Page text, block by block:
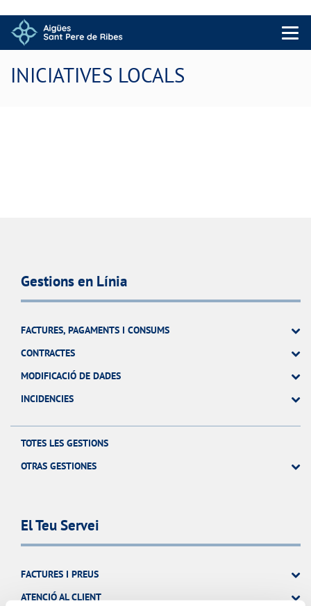
Menu
INICIATIVES LOCALS
Gestions en Línia
FACTURES, PAGAMENTS I CONSUMS
CONTRACTES
MODIFICACIÓ DE DADES
INCIDENCIES
TOTES LES GESTIONS
OTRAS GESTIONES
El Teu Servei
FACTURES I PREUS
ATENCIÓ AL CLIENT